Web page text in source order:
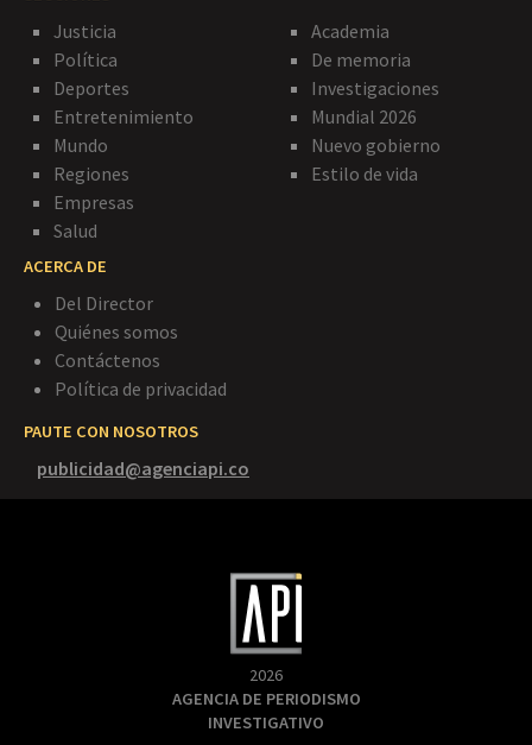
Justicia
Política
Deportes
Entretenimiento
Mundo
Regiones
Empresas
Salud
Academia
De memoria
Investigaciones
Mundial 2026
Nuevo gobierno
Estilo de vida
ACERCA DE
Del Director
Quiénes somos
Contáctenos
Política de privacidad
PAUTE CON NOSOTROS
publicidad@agenciapi.co
2026
AGENCIA DE PERIODISMO
INVESTIGATIVO